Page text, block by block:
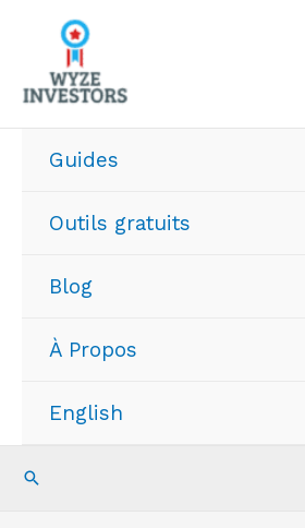
contenu
Guides
Outils gratuits
Blog
À Propos
English
Recherche